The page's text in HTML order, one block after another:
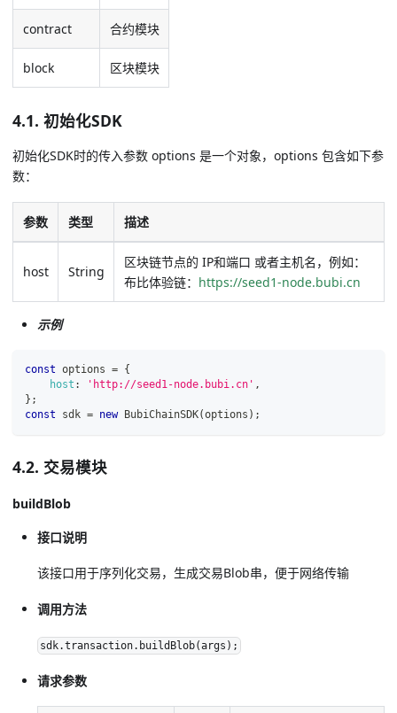
contract 合约模块
block 区块模块
4.1. 初始化SDK
初始化SDK时的传入参数 options 是一个对象，options 包含如下参
数：
参数 类型 描述
host String
区块链节点的 IP和端口 或者主机名，例如：
布比体验链： https://seed1-node.bubi.cn
示例
const options = {
host : 'http://seed1-node.bubi.cn' ,
} ;
const sdk = new BubiChainSDK(options ) ;
4.2. 交易模块
buildBlob
接口说明
该接口用于序列化交易，生成交易Blob串，便于网络传输
调用方法
sdk.transaction.buildBlob(args);
请求参数